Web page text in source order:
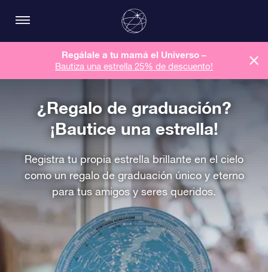
Regálale a tu mamá el Universo –
Bautiza una estrella 25% de descuento!
¿Regalo de graduación?
¡Bautice una estrella!
Registra tu propia estrella brillante en el cielo
como un regalo de graduación único y eterno
para tus amigos y seres queridos.